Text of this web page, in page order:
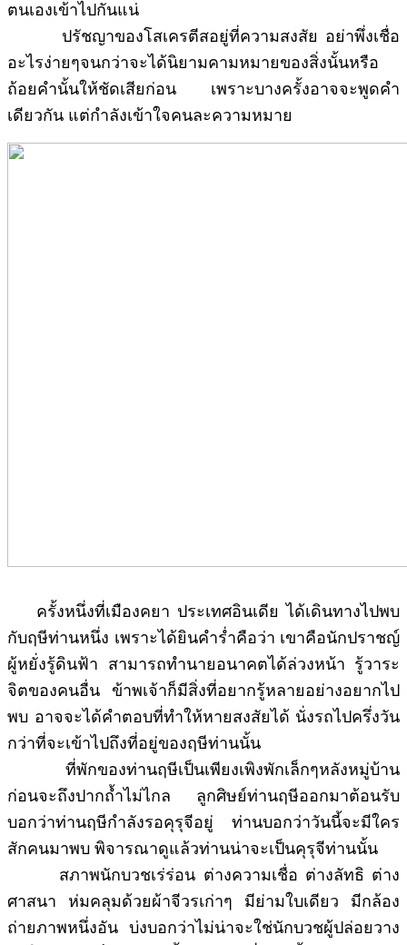
ตนเองเข้าไปกันแน่
ปรัชญาของโสเครตีสอยู่ที่ความสงสัย อย่าพึ่งเชื่อ
อะไรง่ายๆจนกว่าจะได้นิยามคามหมายของสิ่งนั้นหรือ
ถ้อยคำนั้นให้ชัดเสียก่อน เพราะบางครั้งอาจจะพูดคำ
เดียวกัน แต่กำลังเข้าใจคนละความหมาย
ครั้งหนึ่งที่เมืองคยา ประเทศอินเดีย ได้เดินทางไปพบ
กับฤษีท่านหนึ่ง เพราะได้ยินคำร่ำคือว่า เขาคือนักปราชญ์
ผู้หยั่งรู้ดินฟ้า สามารถทำนายอนาคตได้ล่วงหน้า รู้วาระ
จิตของคนอื่น ข้าพเจ้าก็มีสิ่งที่อยากรู้หลายอย่างอยากไป
พบ อาจจะได้คำตอบที่ทำให้หายสงสัยได้ นั่งรถไปครึ่งวัน
กว่าที่จะเข้าไปถึงที่อยู่ของฤษีท่านนั้น
ที่พักของท่านฤษีเป็นเพียงเพิงพักเล็กๆหลังหมู่บ้าน
ก่อนจะถึงปากถ้ำไม่ไกล ลูกศิษย์ท่านฤษีออกมาต้อนรับ
บอกว่าท่านฤษีกำลังรอคุรุจีอยู่ ท่านบอกว่าวันนี้จะมีใคร
สักคนมาพบ พิจารณาดูแล้วท่านน่าจะเป็นคุรุจีท่านนั้น
สภาพนักบวชเร่ร่อน ต่างความเชื่อ ต่างลัทธิ ต่าง
ศาสนา ห่มคลุมด้วยผ้าจีวรเก่าๆ มีย่ามใบเดียว มีกล้อง
ถ่ายภาพหนึ่งอัน บ่งบอกว่าไม่น่าจะใช่นักบวชผู้ปล่อยวาง